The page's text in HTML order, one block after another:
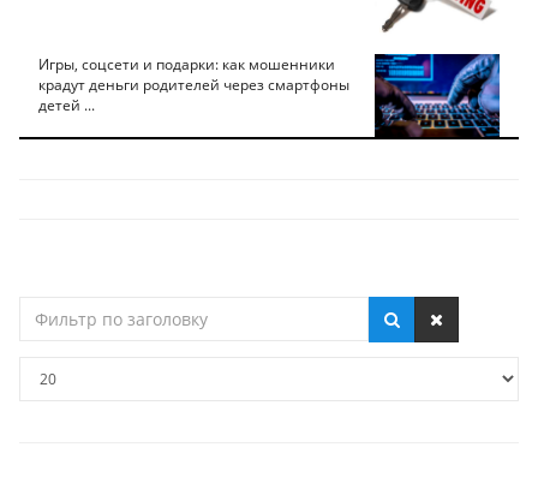
Игры, соцсети и подарки: как мошенники
крадут деньги родителей через смартфоны
детей ...
по